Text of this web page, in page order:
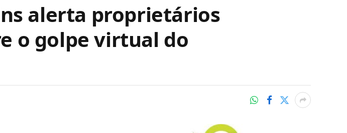
alerta proprietários
o golpe virtual do